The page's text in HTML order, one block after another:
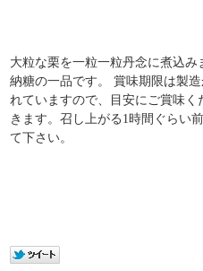
大粒な栗を一粒一粒丹念に煮込
納糖の一品です。 賞味期限は製
れていますので、目安にご賞味
きます。召し上がる1時間ぐらい
て下さい。